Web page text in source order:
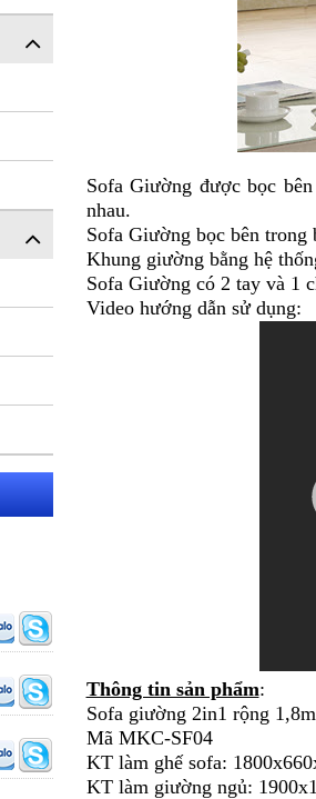
Sofa Giường được bọc
nhau.
Sofa Giường bọc bên trong
Khung giường bằng hệ
Sofa Giường có 2 tay và 1
Video hướng dẫn sử dụng:
Thông tin sản phẩm:
Sofa giường 2in1 rộng 1,8m
Mã MKC-SF04
KT làm ghế sofa:
KT làm giường ngủ: